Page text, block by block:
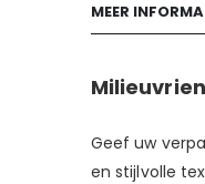
MEER
Geef uw
en stijlvolle